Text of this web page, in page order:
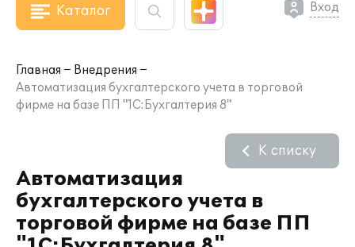
Каталог Вход
Главная
Внедрения
Автоматизация бухгалтерского учета в торговой
фирме на базе ПП "1С:Бухгалтерия 8"
Автоматизация
бухгалтерского учета в
торговой фирме на базе ПП
К списку